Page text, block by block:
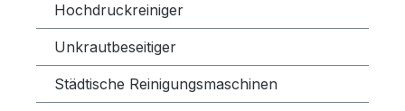
Hochdruckreiniger
Unkrautbeseitiger
Städtische Reinigungsmaschinen